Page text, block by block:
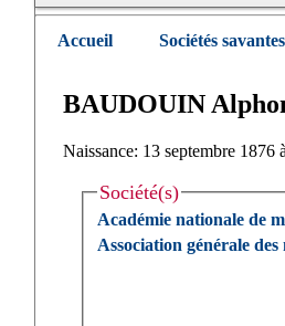
Accueil Sociétés savantes
BAUDOUIN
Naissance: 13 septembre
Société(s)
Académie nationale de
Association générale